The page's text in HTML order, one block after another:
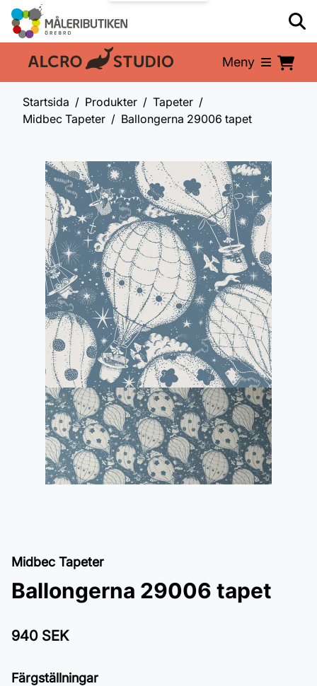
En del av: Meny
Startsida Produkter
Tapeter
Midbec Tapeter
Ballongerna 29006 tapet
Midbec Tapeter
Ballongerna 29006 tapet
940 SEK
Färgställningar